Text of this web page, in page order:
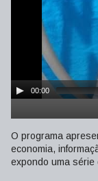
00:00
O programa
economia,
expondo uma